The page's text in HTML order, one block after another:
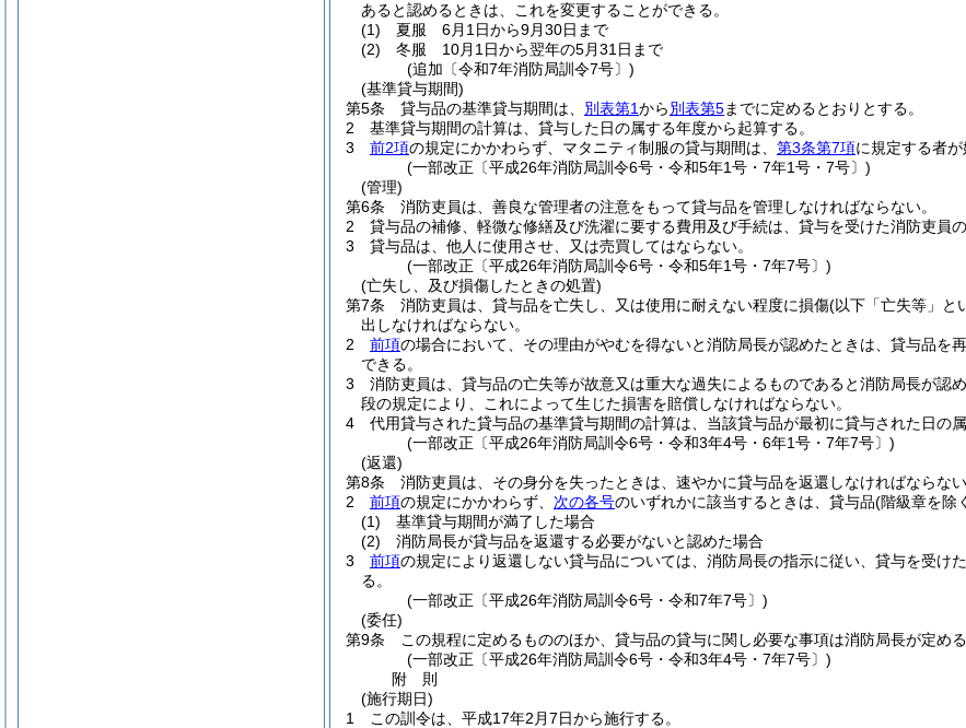
あると認めるときは、これを変更することができる。
(1)
夏服 6月1日から9月30日まで
(2)
冬服 10月1日から翌年の5月31日まで
(追加〔令和7年消防局訓令7号〕)
(基準貸与期間)
第5条
貸与品の基準貸与期間は、 別表第1から別表第5までに定めるとおりとする。
2
基準貸与期間の計算は、貸与した日の属する年度から起算する。
3
前2項の規定にかかわらず、マタニティ制服の貸与期間は、 第3条第7項に規定する者が
(一部改正〔平成26年消防局訓令6号・令和5年1号・7年1号・7号〕)
(管理)
第6条
消防吏員は、善良な管理者の注意をもって貸与品を管理しなければならない。
2
貸与品の補修、軽微な修繕及び洗濯に要する費用及び手続は、貸与を受けた消防吏員の
3
貸与品は、他人に使用させ、又は売買してはならない。
(一部改正〔平成26年消防局訓令6号・令和5年1号・7年7号〕)
(亡失し、及び損傷したときの処置)
第7条
消防吏員は、貸与品を亡失し、又は使用に耐えない程度に損傷(以下「亡失等」と
出しなければならない。
2
前項の場合において、その理由がやむを得ないと消防局長が認めたときは、貸与品を
できる。
3
消防吏員は、貸与品の亡失等が故意又は重大な過失によるものであると消防局長が認
段の規定により、これによって生じた損害を賠償しなければならない。
4
代用貸与された貸与品の基準貸与期間の計算は、当該貸与品が最初に貸与された日の
(一部改正〔平成26年消防局訓令6号・令和3年4号・6年1号・7年7号〕)
(返還)
第8条
消防吏員は、その身分を失ったときは、速やかに貸与品を返還しなければならない
2
前項の規定にかかわらず、 次の各号のいずれかに該当するときは、貸与品(階級章を除
(1)
基準貸与期間が満了した場合
(2)
消防局長が貸与品を返還する必要がないと認めた場合
3
前項の規定により返還しない貸与品については、消防局長の指示に従い、貸与を受け
る。
(一部改正〔平成26年消防局訓令6号・令和7年7号〕)
(委任)
第9条
この規程に定めるもののほか、貸与品の貸与に関し必要な事項は消防局長が定める
(一部改正〔平成26年消防局訓令6号・令和3年4号・7年7号〕)
附 則
(施行期日)
1
この訓令は、平成17年2月7日から施行する。